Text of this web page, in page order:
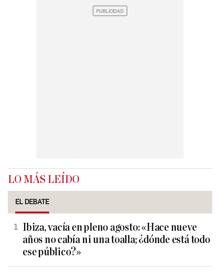
LO MÁS LEÍDO
EL DEBATE
Ibiza, vacía en pleno agosto: «Hace nueve
años no cabía ni una toalla; ¿dónde está todo
ese público?»